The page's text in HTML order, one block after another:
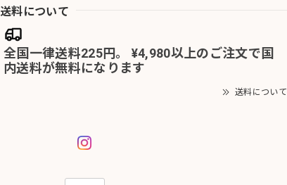
送料について
全国一律送料225円。 ¥4,980以上のご注文で国
内送料が無料になります
送料について